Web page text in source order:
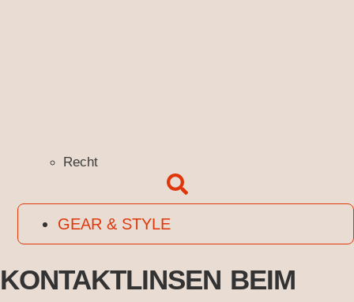
Recht
GEAR & STYLE
KONTAKTLINSEN BEIM